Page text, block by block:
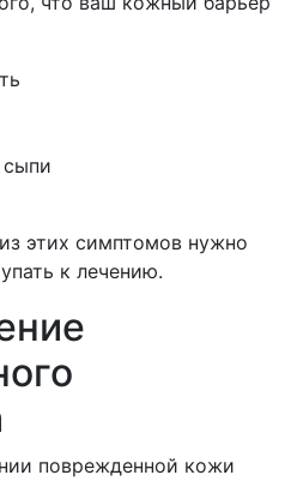
этих симптомов нужно
к лечению.
поврежденной кожи